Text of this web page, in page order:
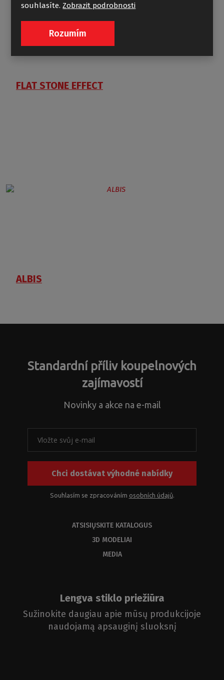
FLAT STONE EFFECT
ALBIS
Standardní příliv koupelnových
zajímavostí
Novinky a akce na e-mail
Chci dostávat výhodné nabídky
Souhlasím se zpracováním osobních údajů.
ATSISIŲSKITE KATALOGUS
3D MODELIAI
MEDIA
Lengva stiklo priežiūra
Sužinokite daugiau apie mūsų produkcijoje
naudojamą apsauginį sluoksnį
souhlasíte.Zobrazit podrobnosti
Rozumím